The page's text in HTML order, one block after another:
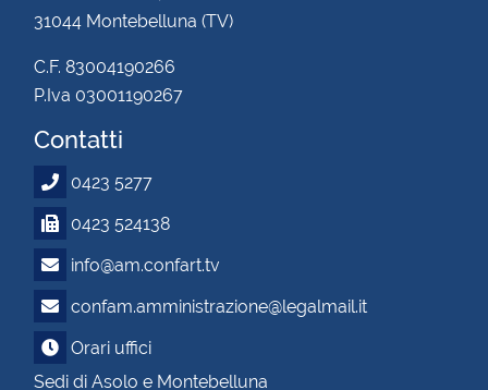
31044 Montebelluna (TV)
C.F. 83004190266
P.Iva 03001190267
Contatti
0423 5277
0423 524138
info@am.confart.tv
confam.amministrazione@legalmail.it
Orari uffici
Sedi di Asolo e Montebelluna